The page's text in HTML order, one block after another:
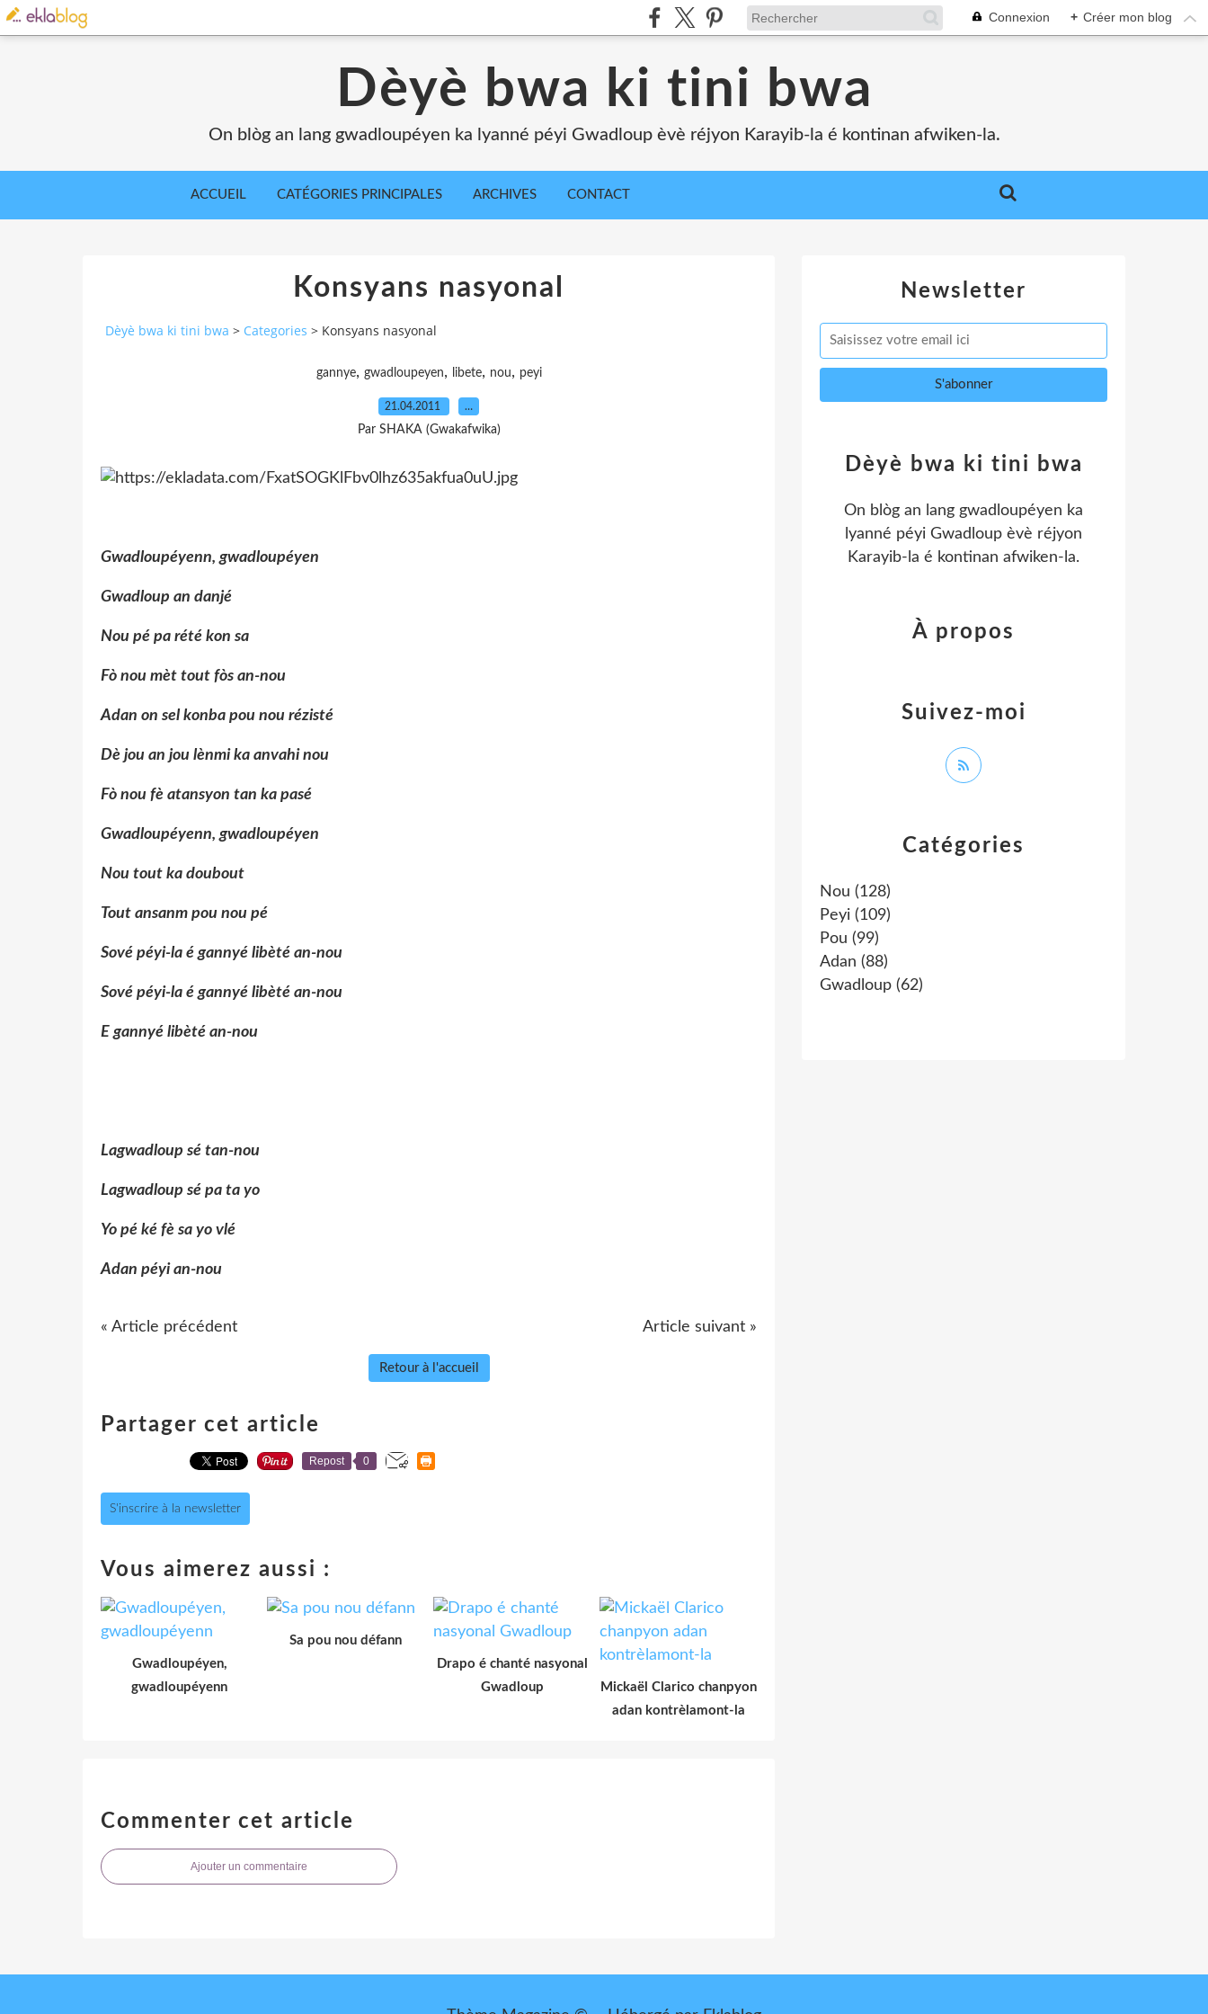
Connexion + Créer mon blog
Dèyè bwa ki tini bwa
On blòg an lang gwadloupéyen ka lyanné péyi Gwadloup èvè réjyon Karayib-la é kontinan afwiken-la.
ACCUEIL CATÉGORIES PRINCIPALES ARCHIVES CONTACT
Konsyans nasyonal
Dèyè bwa ki tini bwa > Categories > Konsyans nasyonal
gannye, gwadloupeyen, libete, nou, peyi
21.04.2011 …
Par SHAKA (Gwakafwika)
Gwadloupéyenn, gwadloupéyen
Gwadloup an danjé
Nou pé pa rété kon sa
Fò nou mèt tout fòs an-nou
Adan on sel konba pou nou rézisté
Dè jou an jou lènmi ka anvahi nou
Fò nou fè atansyon tan ka pasé
Gwadloupéyenn, gwadloupéyen
Nou tout ka doubout
Tout ansanm pou nou pé
Sové péyi-la é gannyé libèté an-nou
Sové péyi-la é gannyé libèté an-nou
E gannyé libèté an-nou
Lagwadloup sé tan-nou
Lagwadloup sé pa ta yo
Yo pé ké fè sa yo vlé
Adan péyi an-nou
« Article précédent Article suivant »
Retour à l'accueil
Partager cet article
Repost 0
S'inscrire à la newsletter
Vous aimerez aussi :
Gwadloupéyen,
gwadloupéyenn
Sa pou nou défann
Drapo é chanté nasyonal
Gwadloup
Mickaël Clarico chanpyon
adan kontrèlamont-la
Commenter cet article
Ajouter un commentaire
Newsletter
Catégories
Nou (128)
Peyi (109)
Pou (99)
Adan (88)
Gwadloup (62)
Dèyè bwa ki tini bwa
On blòg an lang gwadloupéyen ka
lyanné péyi Gwadloup èvè réjyon
Karayib-la é kontinan afwiken-la.
Suivez-moi
À propos